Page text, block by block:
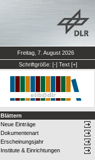
Freitag, 7. August 2026
Schriftgröße: [-] Text [+]
Blättern
Neue Einträge
Dokumentenart
Erscheinungsjahr
Institute & Einrichtungen